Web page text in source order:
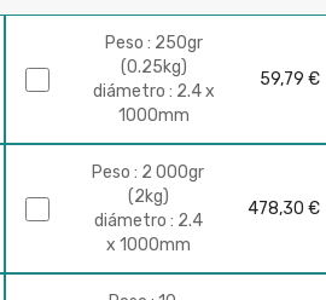
Peso : 250gr
(0.25kg)
diámetro : 2.4 x
1000mm
59,79 €
Peso : 2 000gr
(2kg)
diámetro : 2.4
x 1000mm
478,30 €